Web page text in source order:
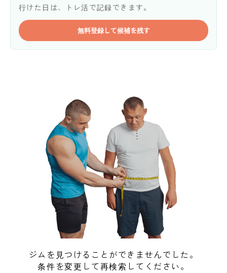
行けた日は、トレ活で記録できます。
無料登録して候補を残す
ジムを見つけることができませんでした。
条件を変更して再検索してください。